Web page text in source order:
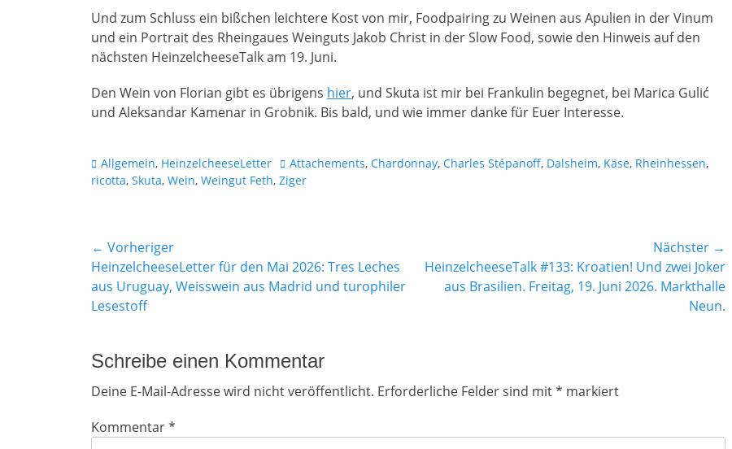
Und zum Schluss ein bißchen leichtere Kost von mir, Foodpairing zu Weinen aus Apulien in der Vinum
und ein Portrait des Rheingaues Weinguts Jakob Christ in der Slow Food, sowie den Hinweis auf den
nächsten HeinzelcheeseTalk am 19. Juni.
Den Wein von Florian gibt es übrigens hier, und Skuta ist mir bei Frankulin begegnet, bei Marica Gulić
und Aleksandar Kamenar in Grobnik. Bis bald, und wie immer danke für Euer Interesse.
Kategorien
Allgemein, HeinzelcheeseLetter Schlagworte
Attachements, Chardonnay, Charles Stépanoff, Dalsheim, Käse, Rheinhessen,
ricotta, Skuta, Wein, Weingut Feth, Ziger
Beitragsnavigation
← Vorheriger
Vorheriger
Beitrag:
HeinzelcheeseLetter für den Mai 2026: Tres Leches
aus Uruguay, Weisswein aus Madrid und turophiler
Lesestoff
Nächster →
Nächster
Beitrag:
HeinzelcheeseTalk #133: Kroatien! Und zwei Joker
aus Brasilien. Freitag, 19. Juni 2026. Markthalle
Neun.
Schreibe einen Kommentar
Deine E-Mail-Adresse wird nicht veröffentlicht. Erforderliche Felder sind mit* markiert
Kommentar*